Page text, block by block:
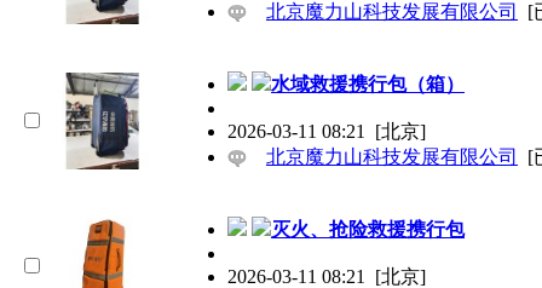
北京魔力山科技发展有限公司
[
水域救援携行包（箱）
2026-03-11 08:21 [北京]
北京魔力山科技发展有限公司
[
灭火、抢险救援携行包
2026-03-11 08:21 [北京]